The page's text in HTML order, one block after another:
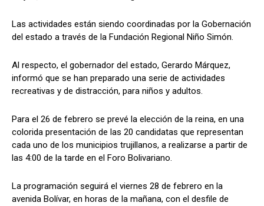
Las actividades están siendo coordinadas por la Gobernación
del estado a través de la Fundación Regional Niño Simón.
Al respecto, el gobernador del estado, Gerardo Márquez,
informó que se han preparado una serie de actividades
recreativas y de distracción, para niños y adultos.
Para el 26 de febrero se prevé la elección de la reina, en una
colorida presentación de las 20 candidatas que representan
cada uno de los municipios trujillanos, a realizarse a partir de
las 4:00 de la tarde en el Foro Bolivariano.
La programación seguirá el viernes 28 de febrero en la
avenida Bolívar, en horas de la mañana, con el desfile de